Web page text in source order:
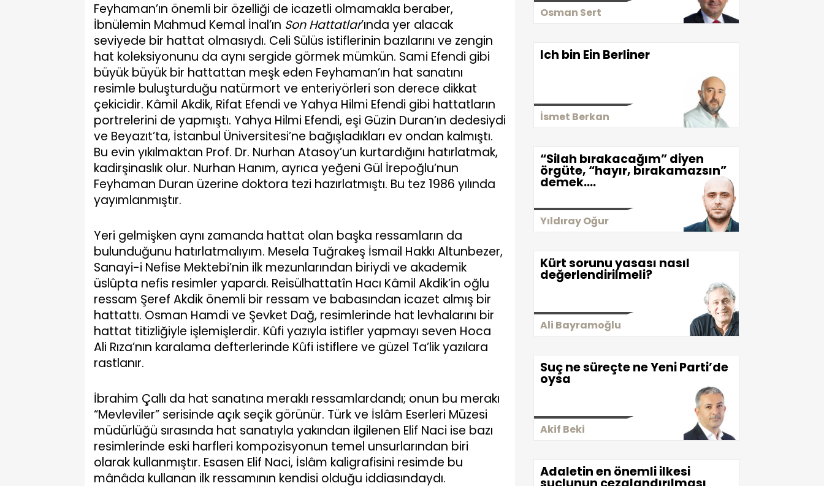
Feyhaman’ın önemli bir özelliği de icazetli olmamakla beraber,
İbnülemin Mahmud Kemal İnal’ın Son Hattatlar’ında yer alacak
seviyede bir hattat olmasıydı. Celi Sülüs istiflerinin bazılarını ve zengin
hat koleksiyonunu da aynı sergide görmek mümkün. Sami Efendi gibi
büyük büyük bir hattattan meşk eden Feyhaman’ın hat sanatını
resimle buluşturduğu natürmort ve enteriyörleri son derece dikkat
çekicidir. Kâmil Akdik, Rifat Efendi ve Yahya Hilmi Efendi gibi hattatların
portrelerini de yapmıştı. Yahya Hilmi Efendi, eşi Güzin Duran’ın dedesiydi
ve Beyazıt’ta, İstanbul Üniversitesi’ne bağışladıkları ev ondan kalmıştı.
Bu evin yıkılmaktan Prof. Dr. Nurhan Atasoy’un kurtardığını hatırlatmak,
kadirşinaslık olur. Nurhan Hanım, ayrıca yeğeni Gül İrepoğlu’nun
Feyhaman Duran üzerine doktora tezi hazırlatmıştı. Bu tez 1986 yılında
yayımlanmıştır.
Yeri gelmişken aynı zamanda hattat olan başka ressamların da
bulunduğunu hatırlatmalıyım. Mesela Tuğrakeş İsmail Hakkı Altunbezer,
Sanayi-i Nefise Mektebi’nin ilk mezunlarından biriydi ve akademik
üslûpta nefis resimler yapardı. Reisülhattatîn Hacı Kâmil Akdik’in oğlu
ressam Şeref Akdik önemli bir ressam ve babasından icazet almış bir
hattattı. Osman Hamdi ve Şevket Dağ, resimlerinde hat levhalarını bir
hattat titizliğiyle işlemişlerdir. Kûfi yazıyla istifler yapmayı seven Hoca
Ali Rıza’nın karalama defterlerinde Kûfi istiflere ve güzel Ta’lik yazılara
rastlanır.
İbrahim Çallı da hat sanatına meraklı ressamlardandı; onun bu merakı
“Mevleviler” serisinde açık seçik görünür. Türk ve İslâm Eserleri Müzesi
müdürlüğü sırasında hat sanatıyla yakından ilgilenen Elif Naci ise bazı
resimlerinde eski harfleri kompozisyonun temel unsurlarından biri
olarak kullanmıştır. Esasen Elif Naci, İslâm kaligrafisini resimde bu
mânâda kullanan ilk ressamının kendisi olduğu iddiasındaydı.
Osman Sert
Ich bin Ein Berliner
İsmet Berkan
“Silah bırakacağım” diyen
örgüte, “hayır, bırakamazsın”
demek….
Yıldıray Oğur
Kürt sorunu yasası nasıl
değerlendirilmeli?
Ali Bayramoğlu
Suç ne süreçte ne Yeni Parti’de
oysa
Akif Beki
Adaletin en önemli ilkesi